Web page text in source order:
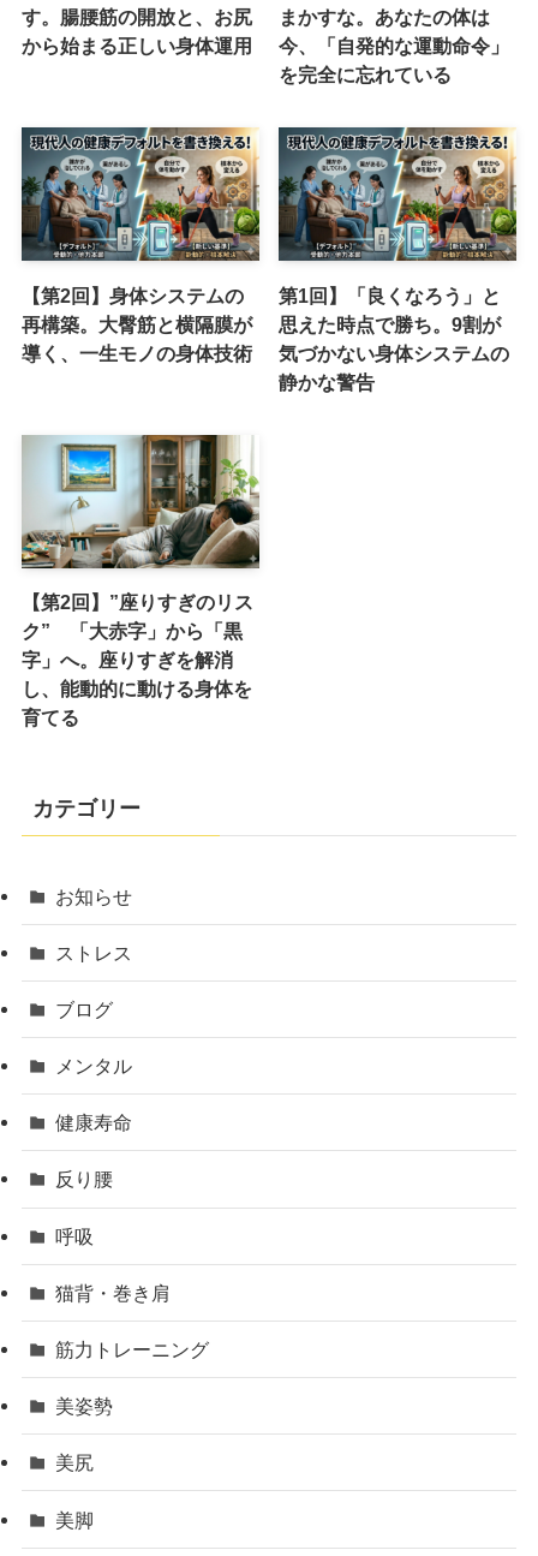
す。腸腰筋の開放と、お尻
から始まる正しい身体運用
まかすな。あなたの体は
今、「自発的な運動命令」
を完全に忘れている
【第2回】身体システムの
再構築。大臀筋と横隔膜が
導く、一生モノの身体技術
第1回】「良くなろう」と
思えた時点で勝ち。9割が
気づかない身体システムの
静かな警告
【第2回】”座りすぎのリス
ク” 「大赤字」から「黒
字」へ。座りすぎを解消
し、能動的に動ける身体を
育てる
カテゴリー
お知らせ
ストレス
ブログ
メンタル
健康寿命
反り腰
呼吸
猫背・巻き肩
筋力トレーニング
美姿勢
美尻
美脚